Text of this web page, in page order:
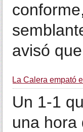
avisó
La Calera empató
Un 1-1
una hora